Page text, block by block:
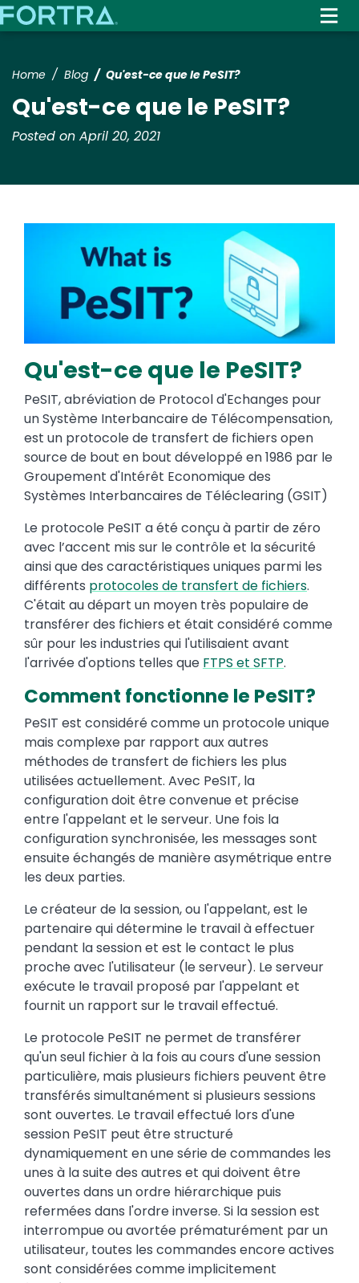
to
content
Home Blog Qu'est-ce que le PeSIT?
Qu'est-ce que le PeSIT?
Posted on April 20, 2021
Qu'est-ce que le PeSIT?
PeSIT, abréviation de Protocol d'Echanges pour
un Système Interbancaire de Télécompensation,
est un protocole de transfert de fichiers open
source de bout en bout développé en 1986 par le
Groupement d'Intérêt Economique des
Systèmes Interbancaires de Téléclearing (GSIT)
Le protocole PeSIT a été conçu à partir de zéro
avec l’accent mis sur le contrôle et la sécurité
ainsi que des caractéristiques uniques parmi les
différents protocoles de transfert de fichiers.
C'était au départ un moyen très populaire de
transférer des fichiers et était considéré comme
sûr pour les industries qui l'utilisaient avant
l'arrivée d'options telles que FTPS et SFTP.
Comment fonctionne le PeSIT?
PeSIT est considéré comme un protocole unique
mais complexe par rapport aux autres
méthodes de transfert de fichiers les plus
utilisées actuellement. Avec PeSIT, la
configuration doit être convenue et précise
entre l'appelant et le serveur. Une fois la
configuration synchronisée, les messages sont
ensuite échangés de manière asymétrique entre
les deux parties.
Le créateur de la session, ou l'appelant, est le
partenaire qui détermine le travail à effectuer
pendant la session et est le contact le plus
proche avec l'utilisateur (le serveur). Le serveur
exécute le travail proposé par l'appelant et
fournit un rapport sur le travail effectué.
Le protocole PeSIT ne permet de transférer
qu'un seul fichier à la fois au cours d'une session
particulière, mais plusieurs fichiers peuvent être
transférés simultanément si plusieurs sessions
sont ouvertes. Le travail effectué lors d'une
session PeSIT peut être structuré
dynamiquement en une série de commandes les
unes à la suite des autres et qui doivent être
ouvertes dans un ordre hiérarchique puis
refermées dans l'ordre inverse. Si la session est
interrompue ou avortée prématurément par un
utilisateur, toutes les commandes encore actives
sont considérées comme implicitement